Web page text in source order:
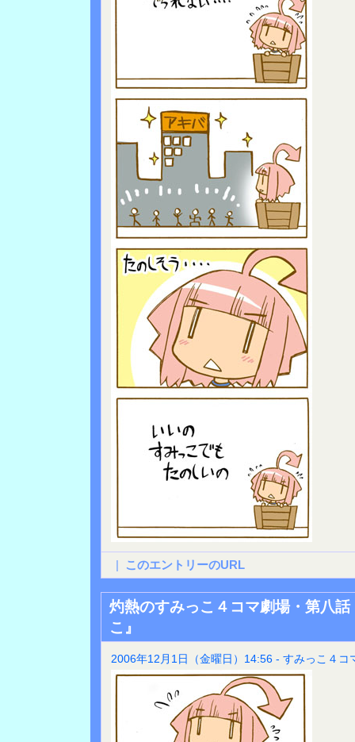
| このエントリーのURL
灼熱のすみっこ４コマ劇場・第八
こ』
2006年12月1日（金曜日）14:56 - すみっこ４コ